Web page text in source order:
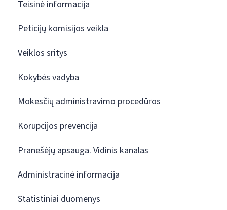
Teisinė informacija
Peticijų komisijos veikla
Veiklos sritys
Kokybės vadyba
Mokesčių administravimo procedūros
Korupcijos prevencija
Pranešėjų apsauga. Vidinis kanalas
Administracinė informacija
Statistiniai duomenys